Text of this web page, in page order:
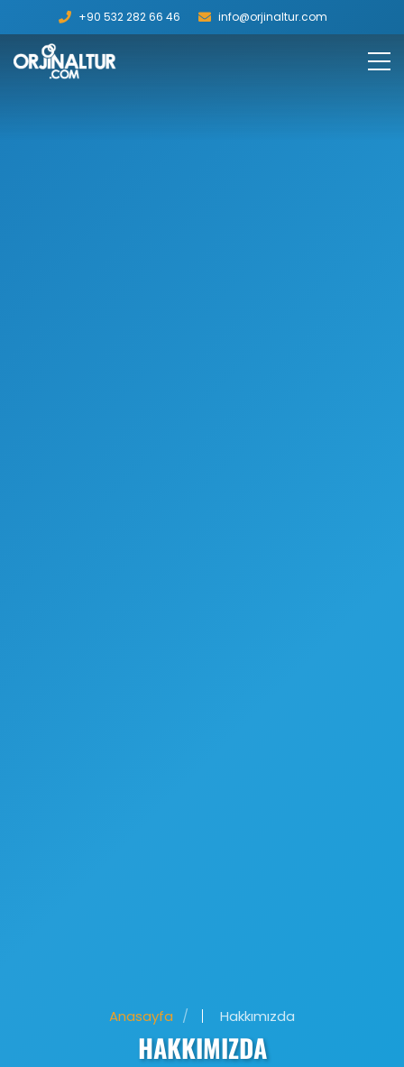
+90 532 282 66 46 info@orjinaltur.com
Anasayfa Hakkımızda
HAKKIMIZDA